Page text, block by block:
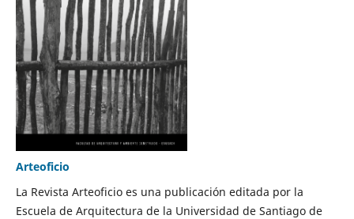
Arteoficio
La Revista Arteoficio es una publicación editada por la
Escuela de Arquitectura de la Universidad de Santiago de